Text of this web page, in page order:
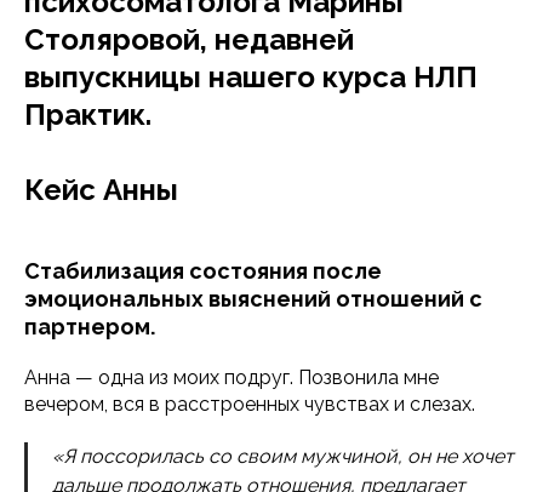
Столяровой, недавней
выпускницы нашего курса НЛП
Практик.
Кейс Анны
Стабилизация состояния после
эмоциональных выяснений отношений с
партнером.
Анна — одна из моих подруг. Позвонила мне
вечером, вся в расстроенных чувствах и слезах.
«Я поссорилась со своим мужчиной, он не хочет
дальше продолжать отношения, предлагает